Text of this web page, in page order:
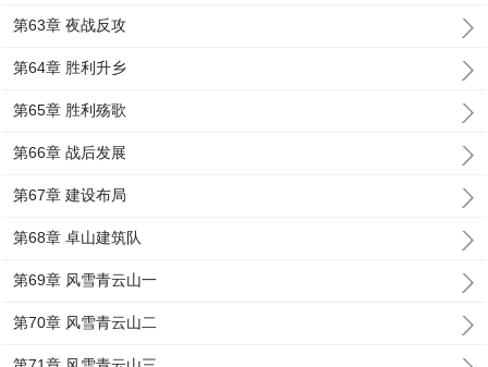
第63章 夜战反攻
第64章 胜利升乡
第65章 胜利殇歌
第66章 战后发展
第67章 建设布局
第68章 卓山建筑队
第69章 风雪青云山一
第70章 风雪青云山二